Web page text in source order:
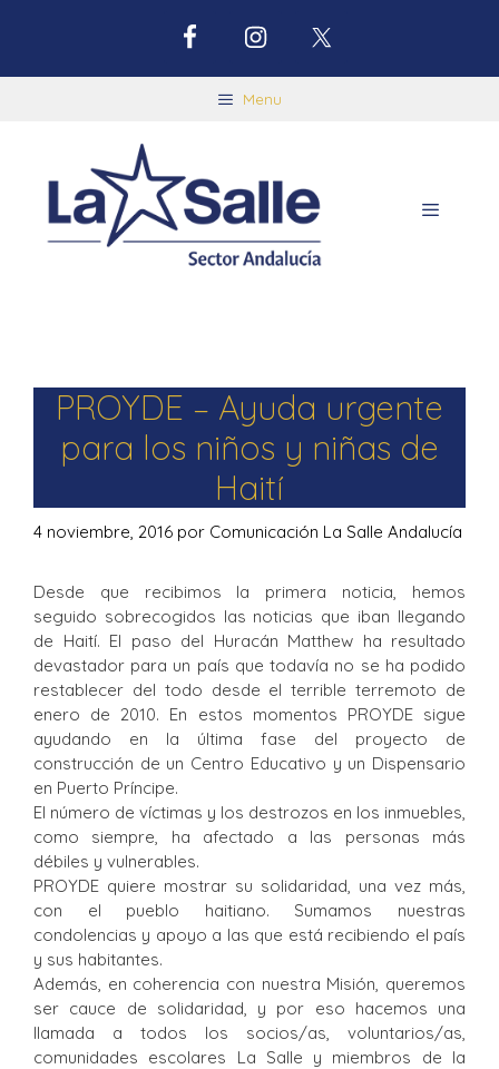
Menu
PROYDE – Ayuda urgente
para los niños y niñas de
Haití
4 noviembre, 2016 por Comunicación La Salle Andalucía
Desde que recibimos la primera noticia, hemos
seguido sobrecogidos las noticias que iban llegando
de Haití. El paso del Huracán Matthew ha resultado
devastador para un país que todavía no se ha podido
restablecer del todo desde el terrible terremoto de
enero de 2010. En estos momentos PROYDE sigue
ayudando en la última fase del proyecto de
construcción de un Centro Educativo y un Dispensario
en Puerto Príncipe.
El número de víctimas y los destrozos en los inmuebles,
como siempre, ha afectado a las personas más
débiles y vulnerables.
PROYDE quiere mostrar su solidaridad, una vez más,
con el pueblo haitiano. Sumamos nuestras
condolencias y apoyo a las que está recibiendo el país
y sus habitantes.
Además, en coherencia con nuestra Misión, queremos
ser cauce de solidaridad, y por eso hacemos una
llamada a todos los socios/as, voluntarios/as,
comunidades escolares La Salle y miembros de la